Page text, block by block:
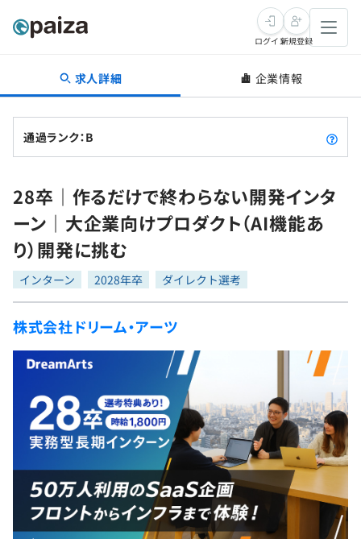
転職・キャリア
転職成功ガイド
転職エージェント
インタビュー
転職成功ガイド
新卒就活
求人検索
本選考
インターン
新卒エージェント
イベント・セミナー
インタビュー
就活成功ガイド
学習
問題集
4択課題
ナレッジ
リファレンス
個人向けプラン
法人向けプラン
スキルチェック
プログラミング言語
評価結果一覧
再チャレンジ結果一覧
ゲーム・マンガ
Tech Team Journal
paiza times
note
paizaとは？
ログイン新規登録
求人詳細 企業情報
通過ランク：B
28卒｜作るだけで終わらない開発インタ
ーン｜大企業向けプロダクト（AI機能あ
り）開発に挑む
インターン 2028年卒 ダイレクト選考
株式会社ドリーム・アーツ